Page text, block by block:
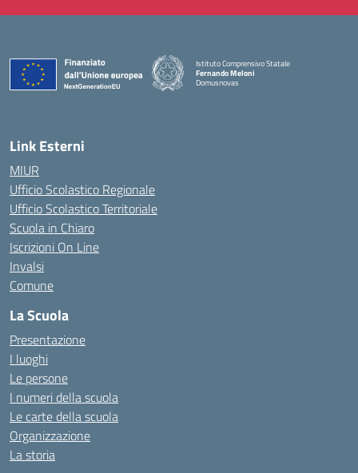
Istituto Comprensivo Statale
Fernando Meloni
Domusnovas
Link Esterni
MIUR
Ufficio Scolastico Regionale
Ufficio Scolastico Territoriale
Scuola in Chiaro
Iscrizioni On Line
Invalsi
Comune
La Scuola
Presentazione
I luoghi
Le persone
I numeri della scuola
Le carte della scuola
Organizzazione
La storia